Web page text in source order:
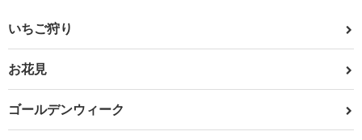
いちご狩り
お花見
ゴールデンウィーク